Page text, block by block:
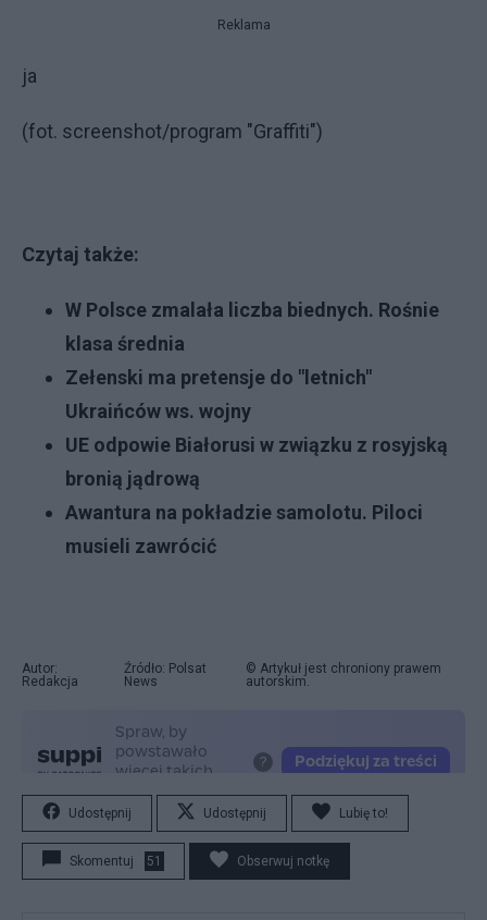
Reklama
ja
(fot. screenshot/program "Graffiti")
Czytaj także:
W Polsce zmalała liczba biednych. Rośnie
klasa średnia
Zełenski ma pretensje do "letnich"
Ukraińców ws. wojny
UE odpowie Białorusi w związku z rosyjską
bronią jądrową
Awantura na pokładzie samolotu. Piloci
musieli zawrócić
Autor:
Redakcja
Źródło: Polsat
News
© Artykuł jest chroniony prawem
autorskim.
Udostępnij Udostępnij Lubię to!
Skomentuj 51 Obserwuj notkę